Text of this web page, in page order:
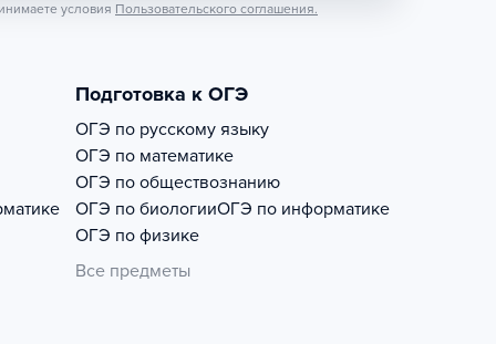
условия Пользовательского соглашения.
Подготовка к ОГЭ
ОГЭ по русскому языку
ОГЭ по математике
ОГЭ по обществознанию
ОГЭ по биологииОГЭ по информатике
ОГЭ по физике
Все предметы